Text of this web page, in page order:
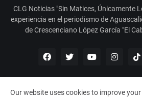
CLG Noticias "Sin Matices, Únicamente
experiencia en el periodismo de
de Crescenciano López García "El
Our website uses cookies to improve your